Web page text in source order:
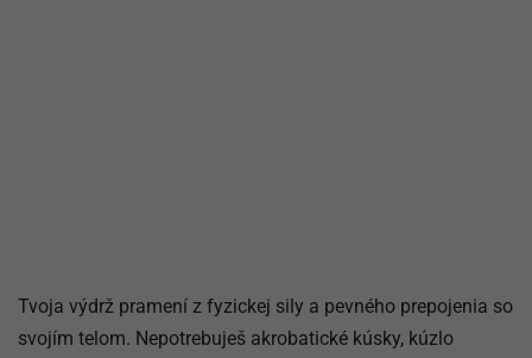
Tvoja výdrž pramení z fyzickej sily a pevného prepojenia so
svojím telom. Nepotrebuješ akrobatické kúsky, kúzlo